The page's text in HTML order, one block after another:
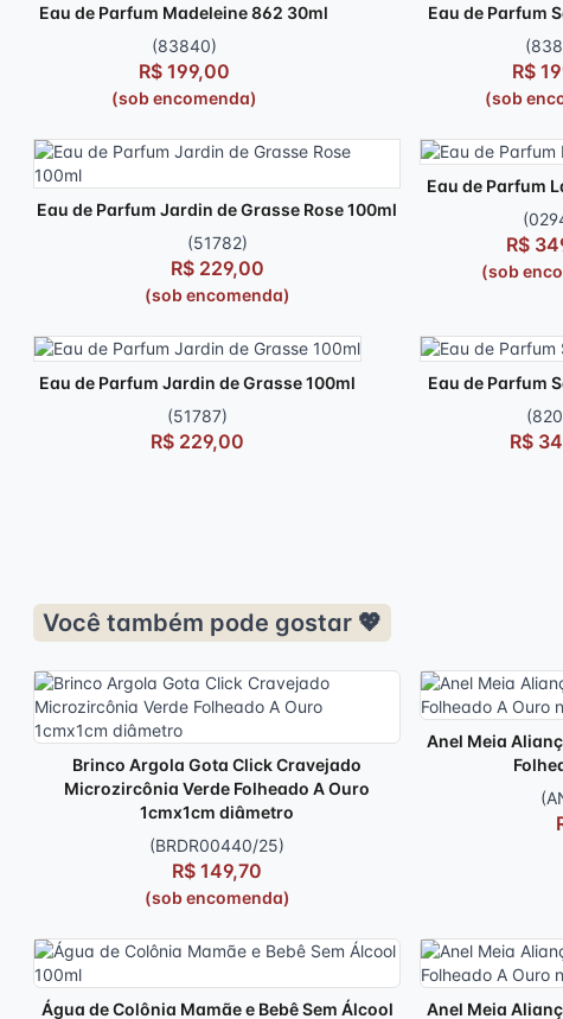
Eau de Parfum Madeleine 862 30ml
(83840)
R$ 199,00
(sob encomenda)
Eau de Parfum
R$
(sob
Eau de Parfum Jardin de Grasse Rose 100ml
(51782)
R$ 229,00
(sob encomenda)
Eau de Parfum
R$
(sob
Eau de Parfum Jardin de Grasse 100ml
(51787)
R$ 229,00
Eau de Parfum
R$
Você também pode gostar 💖
Brinco Argola Gota Click Cravejado
Microzircônia Verde Folheado A Ouro
1cmx1cm diâmetro
(BRDR00440/25)
R$ 149,70
(sob encomenda)
Anel Meia
Água de Colônia Mamãe e Bebê Sem Álcool Anel Meia